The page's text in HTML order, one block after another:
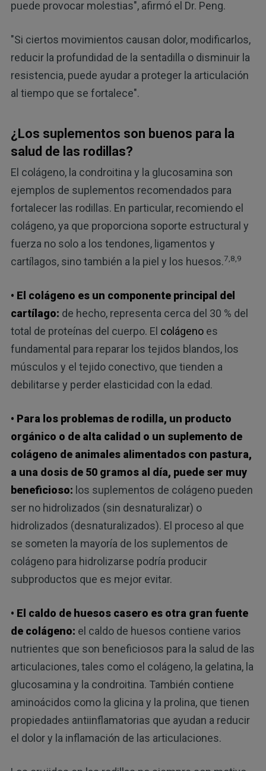
puede provocar molestias", afirmó el Dr. Peng.
"Si ciertos movimientos causan dolor, modificarlos,
reducir la profundidad de la sentadilla o disminuir la
resistencia, puede ayudar a proteger la articulación
al tiempo que se fortalece".
¿Los suplementos son buenos para la
salud de las rodillas?
El colágeno, la condroitina y la glucosamina son
ejemplos de suplementos recomendados para
fortalecer las rodillas. En particular, recomiendo el
colágeno, ya que proporciona soporte estructural y
fuerza no solo a los tendones, ligamentos y
cartílagos, sino también a la piel y los huesos.7,8,9
• El colágeno es un componente principal del
cartílago: de hecho, representa cerca del 30 % del
total de proteínas del cuerpo. El colágenoes
fundamental para reparar los tejidos blandos, los
músculos y el tejido conectivo, que tienden a
debilitarse y perder elasticidad con la edad.
• Para los problemas de rodilla, un producto
orgánico o de alta calidad o un suplemento de
colágeno de animales alimentados con pastura,
a una dosis de 50 gramos al día, puede ser muy
beneficioso: los suplementos de colágeno pueden
ser no hidrolizados (sin desnaturalizar) o
hidrolizados (desnaturalizados). El proceso al que
se someten la mayoría de los suplementos de
colágeno para hidrolizarse podría producir
subproductos que es mejor evitar.
• El caldo de huesos casero es otra gran fuente
de colágeno: el caldo de huesos contiene varios
nutrientes que son beneficiosos para la salud de las
articulaciones, tales como el colágeno, la gelatina, la
glucosamina y la condroitina. También contiene
aminoácidos como la glicina y la prolina, que tienen
propiedades antiinflamatorias que ayudan a reducir
el dolor y la inflamación de las articulaciones.